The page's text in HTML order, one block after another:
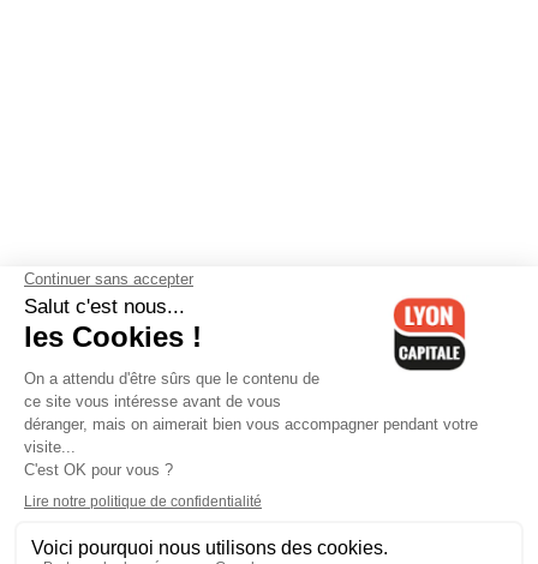
Contactez-nous-Mentions légales-CGV-Politique de